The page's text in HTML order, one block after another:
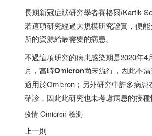
長期新冠症狀研究學者賽格爾(Kartik
若這項研究經過大規模研究證實，便
所的資源給最需要的病患。
不過這項研究的病患感染期是2020年4
月，當時Omicron尚未流行，因此不
適用於Omicron；另外研究中許多病患
確診，因此此研究也未考慮病患的接種
疫情 Omicron 檢測
上一則